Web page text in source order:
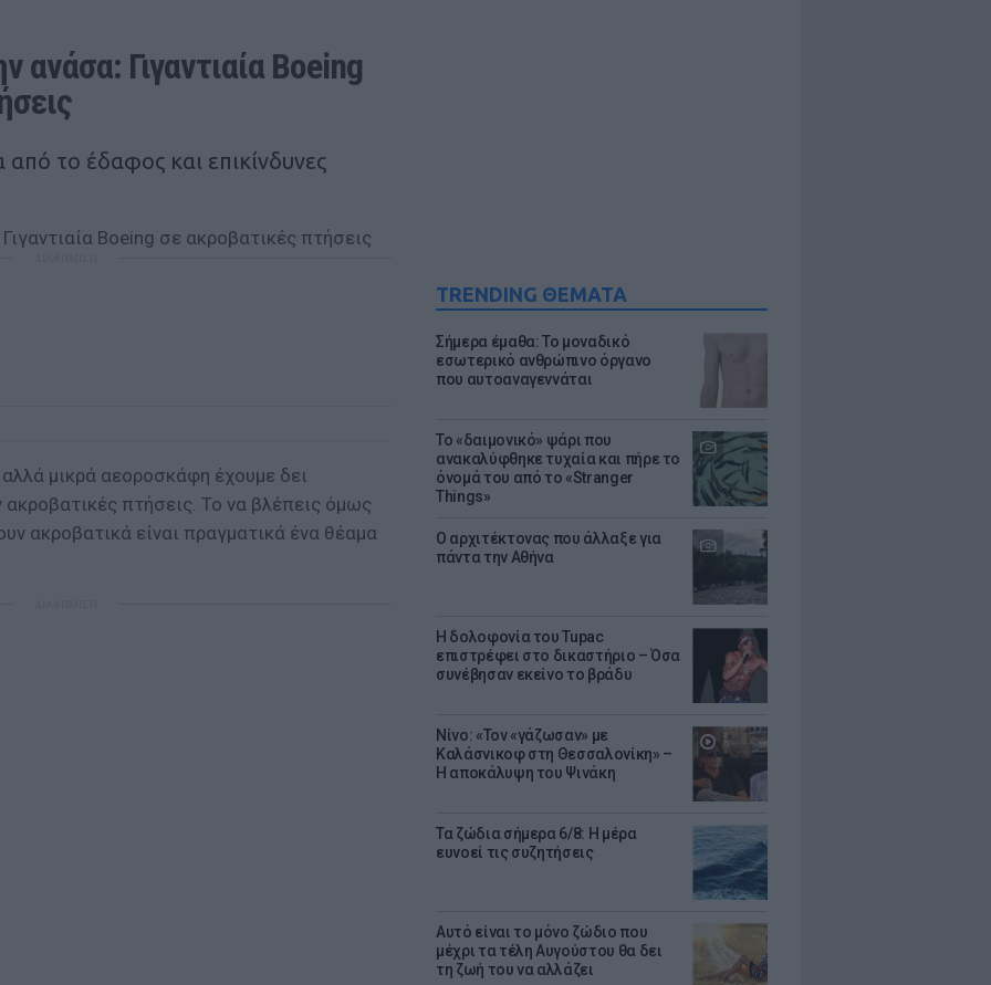
TRENDING ΘΕΜΑΤΑ
Σήμερα έμαθα: Το μοναδικό
εσωτερικό ανθρώπινο όργανο
που αυτοαναγεννάται
Το «δαιμονικό» ψάρι που
ανακαλύφθηκε τυχαία και πήρε το
όνομά του από το «Stranger
Things»
Ο αρχιτέκτονας που άλλαξε για
πάντα την Αθήνα
Η δολοφονία του Tupac
επιστρέφει στο δικαστήριο – Όσα
συνέβησαν εκείνο το βράδυ
Νίνο: «Τον «γάζωσαν» με
Καλάσνικοφ στη Θεσσαλονίκη» –
Η αποκάλυψη του Ψινάκη
Τα ζώδια σήμερα 6/8: Η μέρα
ευνοεί τις συζητήσεις
Αυτό είναι το μόνο ζώδιο που
μέχρι τα τέλη Αυγούστου θα δει
τη ζωή του να αλλάζει
ανάσα: Γιγαντιαία Boeing
το έδαφος και επικίνδυνες
μικρά αεοροσκάφη έχουμε δει
πτήσεις. Το να βλέπεις όμως
ακροβατικά είναι πραγματικά ένα θέαμα